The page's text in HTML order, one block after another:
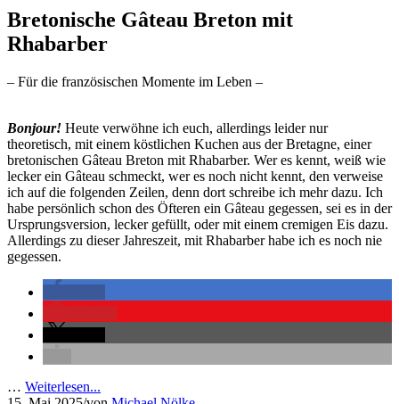
Bretonische Gâteau Breton mit
Rhabarber
– Für die französischen Momente im Leben –
Bonjour! Heute verwöhne ich euch, allerdings leider nur
theoretisch, mit einem köstlichen Kuchen aus der Bretagne, einer
bretonischen Gâteau Breton mit Rhabarber. Wer es kennt, weiß wie
lecker ein Gâteau schmeckt, wer es noch nicht kennt, den verweise
ich auf die folgenden Zeilen, denn dort schreibe ich mehr dazu. Ich
habe persönlich schon des Öfteren ein Gâteau gegessen, sei es in der
Ursprungsversion, lecker gefüllt, oder mit einem cremigen Eis dazu.
Allerdings zu dieser Jahreszeit, mit Rhabarber habe ich es noch nie
gegessen.
… Weiterlesen...